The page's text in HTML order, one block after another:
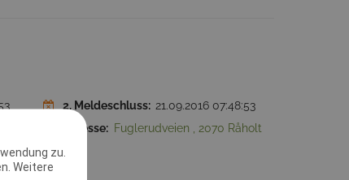
zu.
Weitere
2. Meldeschluss: 21.09.2016 07:48:53
Adresse: Fuglerudveien , 2070 Råholt